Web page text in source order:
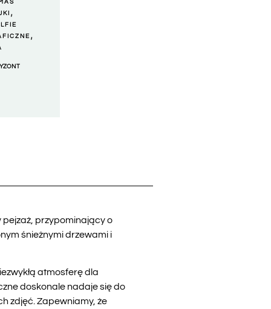
,
,
pejzaż, przypominający o
śnieżnymi drzewami i
atmosferę dla
doskonale nadaje się do
zdjęć. Zapewniamy, że